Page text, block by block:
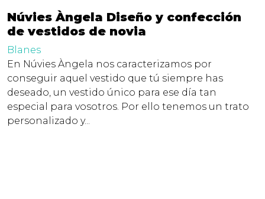
Núvies Àngela Diseño y confección
de vestidos de novia
Blanes
En Núvies Àngela nos caracterizamos por
conseguir aquel vestido que tú siempre has
deseado, un vestido único para ese día tan
especial para vosotros. Por ello tenemos un trato
personalizado y...